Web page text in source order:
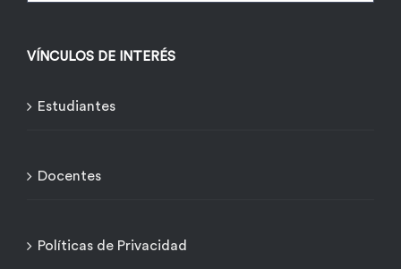
VÍNCULOS DE INTERÉS
Estudiantes
Docentes
Políticas de Privacidad